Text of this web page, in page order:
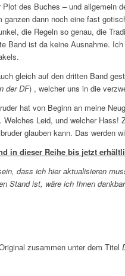
des Buches – und allgemein
ganzen dann noch eine fast
die Regeln so genau, die
Band ist da keine Ausnahme.
gleich auf den dritten Band
der DF) , welcher uns in die
hat von Beginn an meine
Welches Leid, und welcher Hass!
glauben kann. Das werden
in dieser Reihe bis jetzt
dass ich hier aktualisieren
Stand ist, wäre ich Ihnen
zusammen unter dem Titel